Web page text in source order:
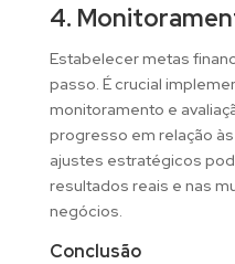
4.
Estabelecer metas
passo. É crucial
monitoramento e
progresso em relação
ajustes estratégicos
resultados reais e nas
negócios.
Conclusão